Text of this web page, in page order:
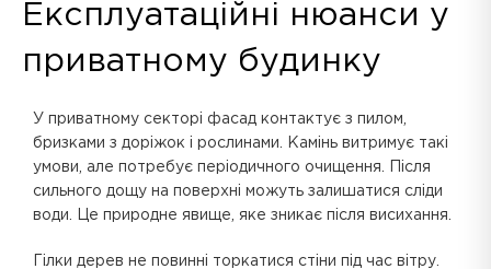
Експлуатаційні нюанси у
приватному будинку
У приватному секторі фасад контактує з пилом,
бризками з доріжок і рослинами. Камінь витримує такі
умови, але потребує періодичного очищення. Після
сильного дощу на поверхні можуть залишатися сліди
води. Це природне явище, яке зникає після висихання.
Гілки дерев не повинні торкатися стіни під час вітру.